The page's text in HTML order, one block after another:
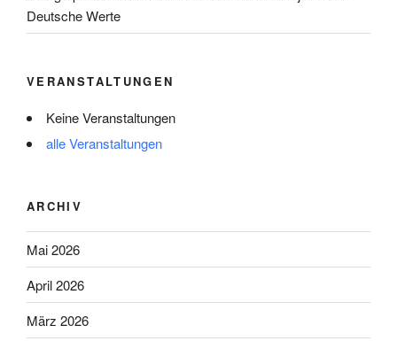
Deutsche Werte
VERANSTALTUNGEN
Keine Veranstaltungen
alle Veranstaltungen
ARCHIV
Mai 2026
April 2026
März 2026